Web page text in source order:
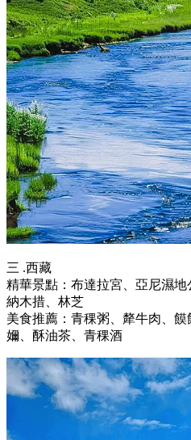
三 .西藏
精華景點：布達拉宮、亞尼濕地
納木措、林芝
美食推薦：青稞粥、犛牛肉、
嬭、酥油茶、青稞酒